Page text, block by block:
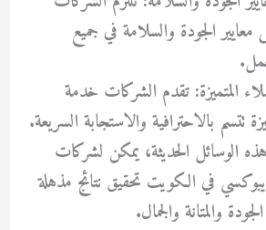
معايير الجودة والسلامة في جميع
المتميزة: تقدم الشركات خدمة
تتسم بالاحترافية والاستجابة السريعة.
الوسائل الحديثة، يمكن لشركات
في الكويت تحقيق نتائج مذهلة
والمتانة والجمال.